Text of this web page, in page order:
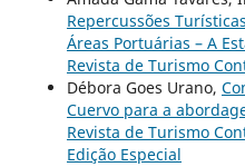
Repercussões
Áreas Portuárias – A
Revista de Turismo
Débora Goes Urano,
Cuervo para a
Revista de Turismo
Edição Especial